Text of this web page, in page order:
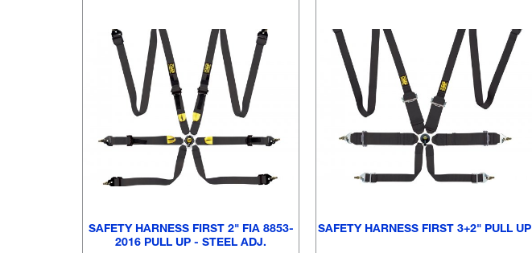
SAFETY HARNESS FIRST 2" FIA 8853-
2016 PULL UP - STEEL ADJ.
SAFETY HARNESS FIRST 3+2" PULL UP